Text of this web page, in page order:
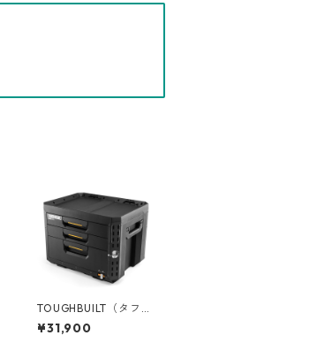
TOUGHBUILT（タフビ
ルト）STACK TECH(ス
タックテック) 3ドロワ
¥31,900